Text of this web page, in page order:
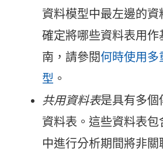
資料模型中最左邊的
確定將哪些資料表用作
南，請參閱何時使用多
型 。
共用資料表是具有多個
資料表。這些資料表
中進行分析期間將非